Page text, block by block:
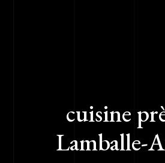
cuisine
Lamballe-